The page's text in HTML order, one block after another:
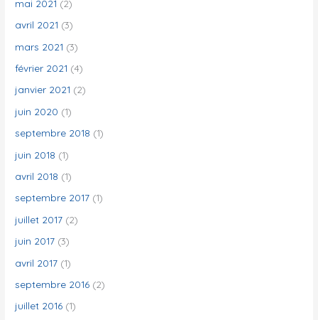
mai 2021 (2)
avril 2021 (3)
mars 2021 (3)
février 2021 (4)
janvier 2021 (2)
juin 2020 (1)
septembre 2018 (1)
juin 2018 (1)
avril 2018 (1)
septembre 2017 (1)
juillet 2017 (2)
juin 2017 (3)
avril 2017 (1)
septembre 2016 (2)
juillet 2016 (1)